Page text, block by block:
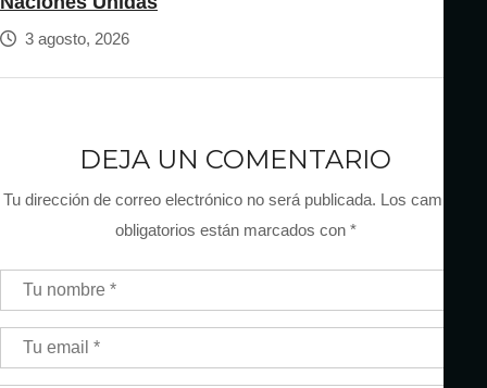
3 agosto, 2026
DEJA UN COMENTARIO
Tu dirección de correo electrónico no será publicada. Los campos
obligatorios están marcados con *